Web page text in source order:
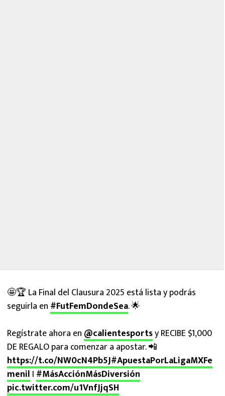
🤩🏆 La Final del Clausura 2025 está lista y podrás
seguirla en #FutFemDondeSea. 🌟
Regístrate ahora en @calientesportsy RECIBE $1,000
DE REGALO para comenzar a apostar. 📲
https://t.co/NW0cN4Pb5J#ApuestaPorLaLigaMXFe
menil I #MásAcciónMásDiversión
pic.twitter.com/u1VnfJjqSH